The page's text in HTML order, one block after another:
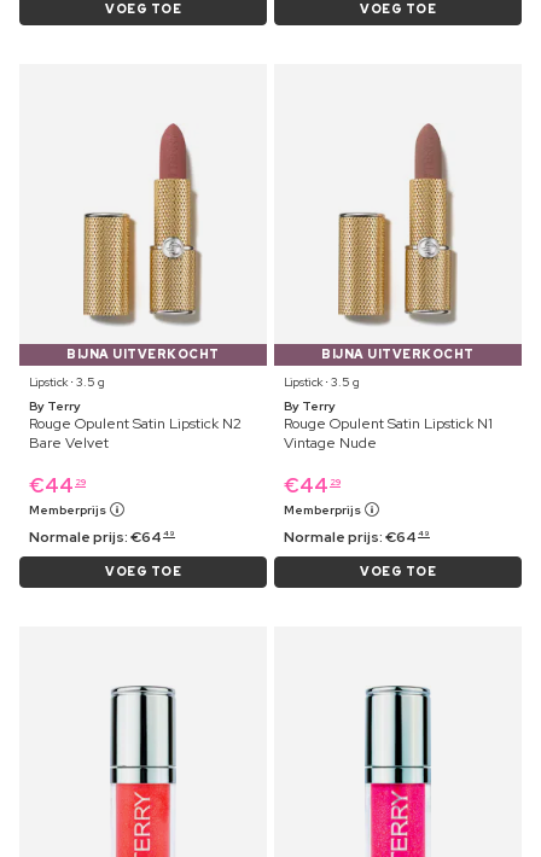
VOEG TOE VOEG TOE
BIJNA UITVERKOCHT
Lipstick ⋅ 3.5 g
By Terry
Rouge Opulent Satin Lipstick N2
Bare Velvet
€44 29
Memberprijs
Normale prijs:€64 49
VOEG TOE
BIJNA UITVERKOCHT
Lipstick ⋅ 3.5 g
By Terry
Rouge Opulent Satin Lipstick N1
Vintage Nude
€44 29
Memberprijs
Normale prijs:€64 49
VOEG TOE